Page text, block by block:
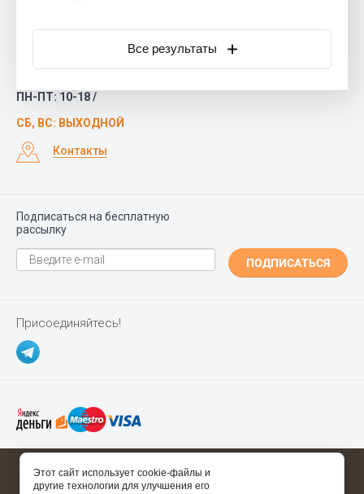
Все результаты
ОБРАТНЫЙ ЗВОНОК
ПР. БОЛЬШЕВИКОВ, 37
ПН-ПТ: 10-18 /
СБ, ВС: ВЫХОДНОЙ
Контакты
Подписаться на бесплатную
рассылку
ПОДПИСАТЬСЯ
Присоединяйтесь!
Copyright ©Polgrad.ru2014 - 2026
Этот сайт использует cookie-файлы и
другие технологии для улучшения его